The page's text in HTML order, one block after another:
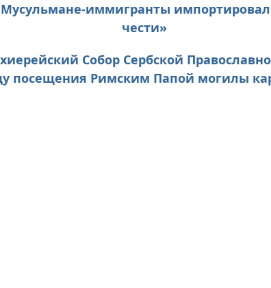
Мусульмане-иммигранты
чести»
Собор Сербской
посещения Римским Папой могилы